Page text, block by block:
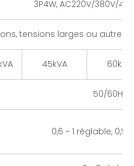
3P4W, AC220V/380V/
tensions larges ou autres
45kVA
60kVA
50/60Hz
0,6 ~ 1 réglable, 0,5